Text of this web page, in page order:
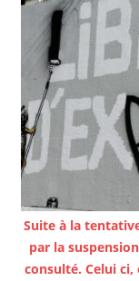
Suite à la
par la
consulté. Celui